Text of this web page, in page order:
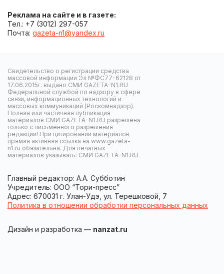
Реклама на сайте и в газете:
Тел.: +7 (3012) 297-057
Почта: gazeta-n1@yandex.ru
Свидетельство о регистрации средства
массовой информации Эл №ФС77-62128 от
17.06.2015г. выдано СМИ GAZETA-N1.RU
Федеральной службой по надзору в сфере
связи, информационных технологий и
массовых коммуникаций (Роскомнадзор).
Полная или частичная публикация
материалов СМИ GAZETA-N1.RU разрешена
только с письменного разрешения
редакции! При цитировании материалов
прямая активная ссылка на www.gazeta-
n1.ru обязательна. Для печатных
материалов указывать: СМИ GAZETA-N1.RU
Главный редактор: А.А. Субботин
Учредитель: ООО “Тори-пресс”
Адрес: 670031 г. Улан-Удэ, ул. Терешковой, 7
Политика в отношении обработки персональных данных
Дизайн и разработка — nanzat.ru